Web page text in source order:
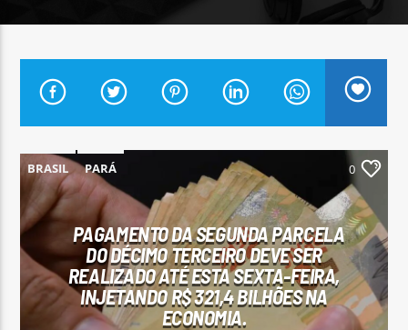
CURRENT TRACK
ARARA AZUL FM 96,9
Arara Azul FM
BRASIL PARÁ 0
PAGAMENTO DA SEGUNDA PARCELA
DO DÉCIMO TERCEIRO DEVE SER
REALIZADO ATÉ ESTA SEXTA-FEIRA,
INJETANDO R$ 321,4 BILHÕES NA
ECONOMIA.